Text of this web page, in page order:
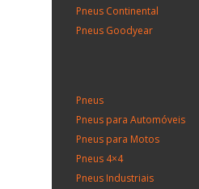
Pneus Continental
Pneus Goodyear
Pneus
Pneus para Automóveis
Pneus para Motos
Pneus 4×4
Pneus Industriais